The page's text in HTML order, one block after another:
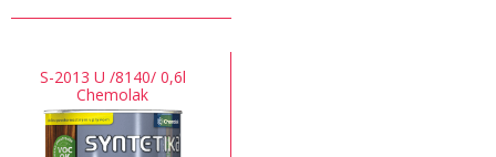
S-2013 U /8140/ 0,6l
Chemolak